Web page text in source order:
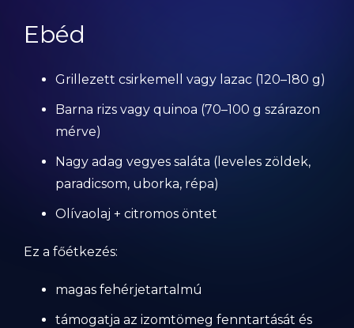
Ebéd
Grillezett csirkemell vagy lazac (120–180 g)
Barna rizs vagy quinoa (70–100 g szárazon
mérve)
Nagy adag vegyes saláta (leveles zöldek,
paradicsom, uborka, répa)
Olívaolaj + citromos öntet
Ez a főétkezés:
magas fehérjetartalmú
támogatja az izomtömeg fenntartását és